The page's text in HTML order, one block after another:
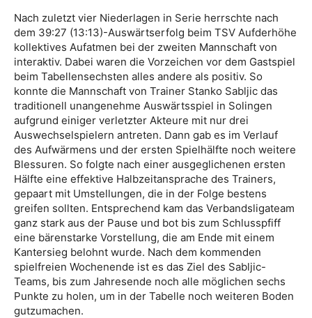
Nach zuletzt vier Niederlagen in Serie herrschte nach
dem 39:27 (13:13)-Auswärtserfolg beim TSV Aufderhöhe
kollektives Aufatmen bei der zweiten Mannschaft von
interaktiv. Dabei waren die Vorzeichen vor dem Gastspiel
beim Tabellensechsten alles andere als positiv. So
konnte die Mannschaft von Trainer Stanko Sabljic das
traditionell unangenehme Auswärtsspiel in Solingen
aufgrund einiger verletzter Akteure mit nur drei
Auswechselspielern antreten. Dann gab es im Verlauf
des Aufwärmens und der ersten Spielhälfte noch weitere
Blessuren. So folgte nach einer ausgeglichenen ersten
Hälfte eine effektive Halbzeitansprache des Trainers,
gepaart mit Umstellungen, die in der Folge bestens
greifen sollten. Entsprechend kam das Verbandsligateam
ganz stark aus der Pause und bot bis zum Schlusspfiff
eine bärenstarke Vorstellung, die am Ende mit einem
Kantersieg belohnt wurde. Nach dem kommenden
spielfreien Wochenende ist es das Ziel des Sabljic-
Teams, bis zum Jahresende noch alle möglichen sechs
Punkte zu holen, um in der Tabelle noch weiteren Boden
gutzumachen.